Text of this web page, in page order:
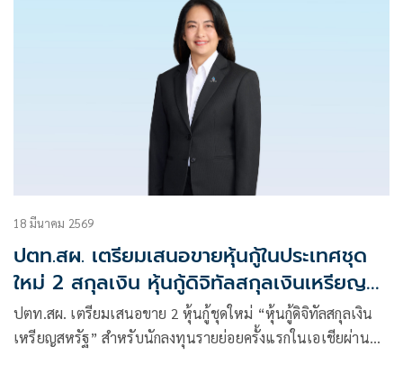
18 มีนาคม 2569
ปตท.สผ. เตรียมเสนอขายหุ้นกู้ในประเทศชุด
ใหม่ 2 สกุลเงิน หุ้นกู้ดิจิทัลสกุลเงินเหรียญ
สหรัฐ และหุ้นกู้สกุลเงินบาท ชูเรทติ้งสูงสุด
AAA
ปตท.สผ. เตรียมเสนอขาย 2 หุ้นกู้ชุดใหม่ “หุ้นกู้ดิจิทัลสกุลเงิน
เหรียญสหรัฐ” สำหรับนักลงทุนรายย่อยครั้งแรกในเอเชียผ่าน